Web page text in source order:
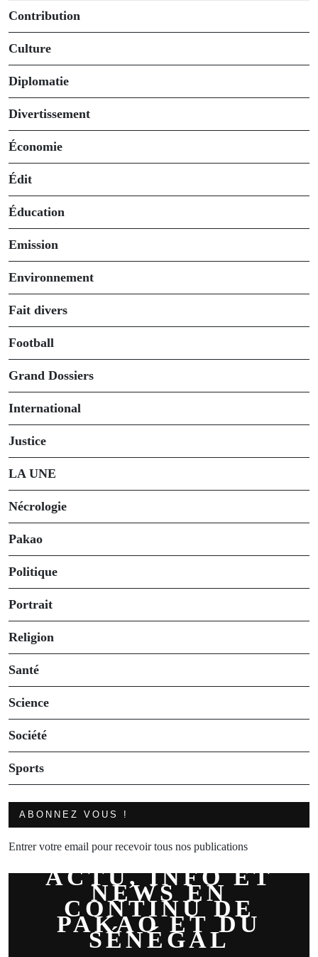
Contribution
Culture
Diplomatie
Divertissement
Économie
Édit
Éducation
Emission
Environnement
Fait divers
Football
Grand Dossiers
International
Justice
LA UNE
Nécrologie
Pakao
Politique
Portrait
Religion
Santé
Science
Société
Sports
ABONNEZ VOUS !
Entrer votre email pour recevoir tous nos publications
ACTU, INFO ET
NEWS EN
CONTINU DE
PAKAO ET DU
SÉNÉGAL